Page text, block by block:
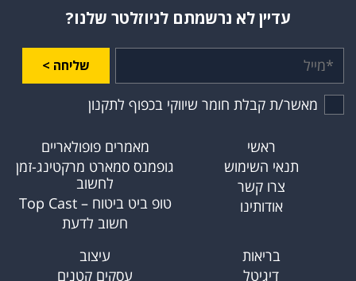
עדיין לא נרשמתם לניוזלטר שלנו?
שליחה >
מאשר/ת קבלת חומר שיווקי בכפוף לתקנון
ראשי
תנאי השימוש
צרו קשר
אודותינו
מאמרים פופולאריים
גופמנס סמארט מרקטינג-זמן
לחשוב
טופ ביט ביטוח – Top Cast
חשוב לדעת
בריאות
דיגיטל
עיצוב
עסקים קטנים